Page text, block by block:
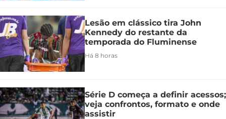
Lesão em clássico tira John
Kennedy do restante da
temporada do Fluminense
Há 8 horas
Série D começa a definir acessos;
veja confrontos, formato e onde
assistir